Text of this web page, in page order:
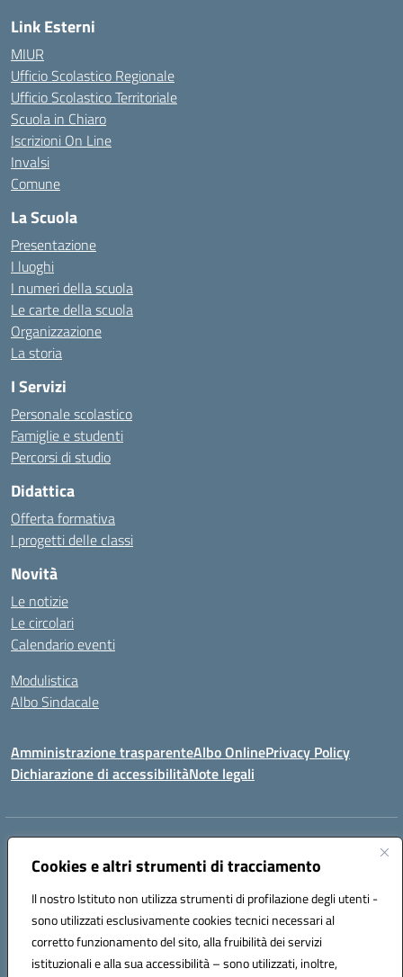
Cookies e altri strumenti di tracciamento
Il nostro Istituto non utilizza strumenti di profilazione degli utenti -
sono utilizzati esclusivamente cookies tecnici necessari al
corretto funzionamento del sito, alla fruibilità dei servizi
istituzionali e alla sua accessibilità – sono utilizzati, inoltre,
Link Esterni
MIUR
Ufficio Scolastico Regionale
Ufficio Scolastico Territoriale
Scuola in Chiaro
Iscrizioni On Line
Invalsi
Comune
La Scuola
Presentazione
I luoghi
I numeri della scuola
Le carte della scuola
Organizzazione
La storia
I Servizi
Personale scolastico
Famiglie e studenti
Percorsi di studio
Didattica
Offerta formativa
I progetti delle classi
Novità
Le notizie
Le circolari
Calendario eventi
Modulistica
Albo Sindacale
Amministrazione trasparenteAlbo OnlinePrivacy Policy
Dichiarazione di accessibilitàNote legali
Indirizzo:
Centralino:0994722507 Email:TAIC873006@istruzione.it
Codice fiscale: 90279480736
Codice meccanografico:
TAIC873006
Codice unico di fatturazione (CUF): 488XBQ